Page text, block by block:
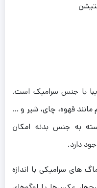
با جنس سرامیک است.
قهوه، چای، شیر و …
به جنس بدنه امکان
دارد.
های سرامیکی با اندازه